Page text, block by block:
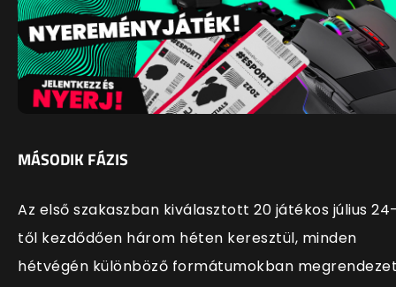
MÁSODIK FÁZIS
Az első szakaszban kiválasztott 20 játékos július
től kezdődően három héten keresztül, minden
hétvégén különböző formátumokban